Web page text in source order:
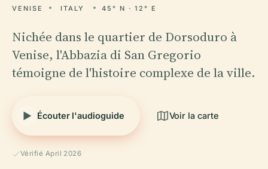
VENISE ITALY 45° N · 12° E
Nichée dans le quartier de Dorsoduro à
Venise, l'Abbazia di San Gregorio
témoigne de l'histoire complexe de la ville.
Écouter l'audioguide Voir la carte
Vérifié April 2026